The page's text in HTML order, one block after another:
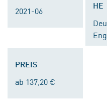
2021-06
HE
PREIS
ab 137,20 €